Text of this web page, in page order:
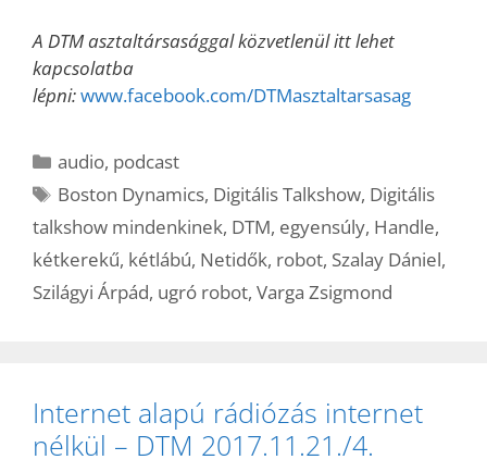
A DTM asztaltársasággal közvetlenül itt lehet
kapcsolatba
lépni:www.facebook.com/DTMasztaltarsasag
Kategória
audio, podcast
Címkék
Boston Dynamics, Digitális Talkshow, Digitális
talkshow mindenkinek, DTM, egyensúly, Handle,
kétkerekű, kétlábú, Netidők, robot, Szalay Dániel,
Szilágyi Árpád, ugró robot, Varga Zsigmond
Internet alapú rádiózás internet
nélkül – DTM 2017.11.21./4.